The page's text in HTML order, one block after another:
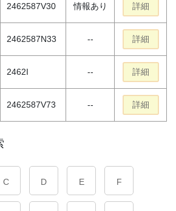
2462587V30 情報あり 詳細
2462587N33 -- 詳細
2462I -- 詳細
2462587V73 -- 詳細
C D E F